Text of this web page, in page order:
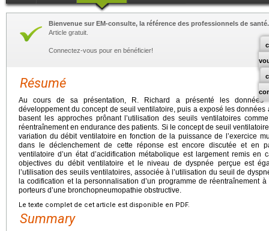
Bienvenue sur EM-consulte, la référence des professionnels de santé.
Article gratuit.
Connectez-vous pour en bénéficier!
Résumé
Au cours de sa présentation, R. Richard a présenté les données
développement du concept de seuil ventilatoire, puis a exposé les
basent les approches prônant l’utilisation des seuils ventilatoires
réentraînement en endurance des patients. Si le concept de seuil
variation du débit ventilatoire en fonction de la puissance de l’exercice
dans le déclenchement de cette réponse est encore discutée et en
ventilatoire d’un état d’acidification métabolique est largement remis en
objectives du débit ventilatoire et le niveau de dyspnée perçue est
l’utilisation des seuils ventilatoires, associée à l’utilisation du seuil de
la codification et la personnalisation d’un programme de réentraînement
porteurs d’une bronchopneumopathie obstructive.
Le texte complet de cet article est disponible en PDF.
Summary